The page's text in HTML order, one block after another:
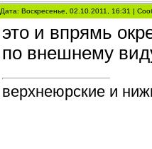
Дата: Воскресенье, 02.10.2011, 16:31 |
это и впрямь
по внешнему
верхнеюрские и